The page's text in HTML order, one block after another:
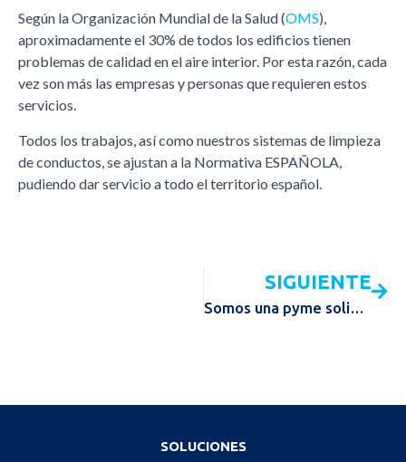
Según la Organización Mundial de la Salud (OMS),
aproximadamente el 30% de todos los edificios tienen
problemas de calidad en el aire interior. Por esta razón, cada
vez son más las empresas y personas que requieren estos
servicios.
Todos los trabajos, así como nuestros sistemas de limpieza
de conductos, se ajustan a la Normativa ESPAÑOLA,
pudiendo dar servicio a todo el territorio español.
SIGUIENTE
Somos una pyme solidaria
SOLUCIONES